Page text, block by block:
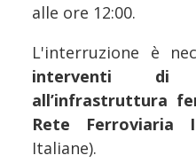
alle ore 12:00.
L'interruzione è
interventi di
all’infrastruttura
Rete Ferroviaria
Italiane).